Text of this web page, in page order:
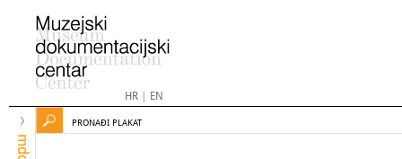
HR| EN
mdc
PRONAĐI PLAKAT